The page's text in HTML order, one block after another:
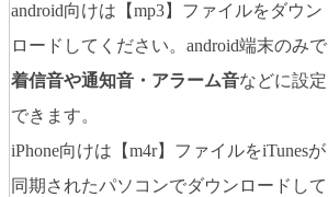
android向けは【mp3】ファイルをダウン
ロードしてください。android端末のみで
着信音や通知音・アラーム音などに設定
できます。
iPhone向けは【m4r】ファイルをiTunesが
同期されたパソコンでダウンロードして